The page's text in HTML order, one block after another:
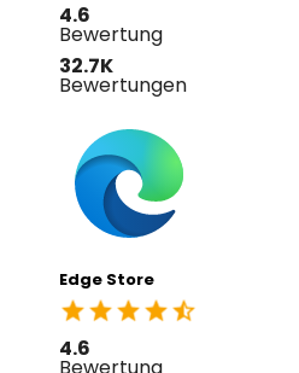
4.6
Bewertung
32.7K
Bewertungen
Edge Store
4.6